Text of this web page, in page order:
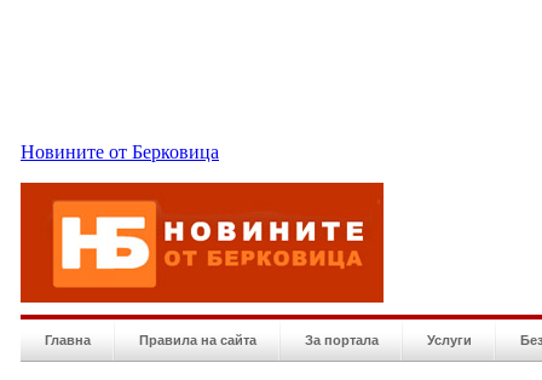
Новините от Берковица
Главна Правила на сайта За портала Услуги